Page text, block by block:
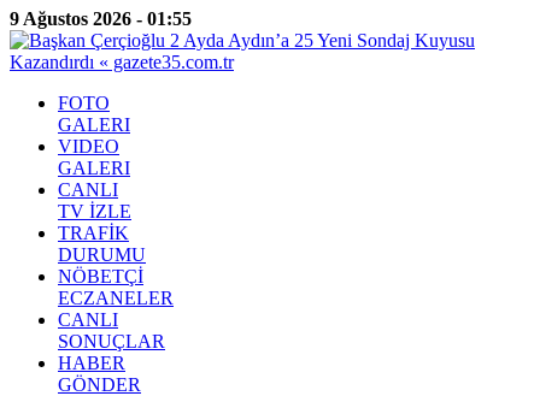
9 Ağustos 2026 - 01:55
FOTO
GALERI
VIDEO
GALERI
CANLI
TV İZLE
TRAFİK
DURUMU
NÖBETÇİ
ECZANELER
CANLI
SONUÇLAR
HABER
GÖNDER